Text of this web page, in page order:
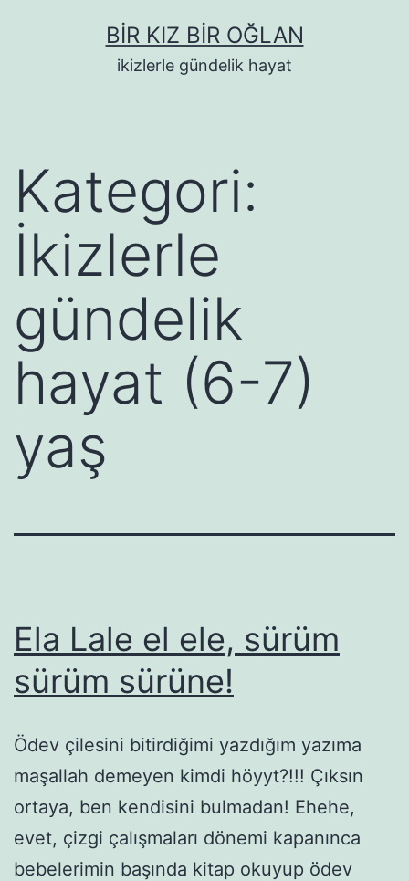
BIR KIZ BIR OĞLAN
ikizlerle gündelik hayat
Kategori:
İkizlerle
gündelik
hayat (6-7)
yaş
Ela Lale el ele, sürüm
sürüm sürüne!
Ödev çilesini bitirdiğimi yazdığım yazıma
maşallah demeyen kimdi höyyt?!!! Çıksın
ortaya, ben kendisini bulmadan! Ehehe,
evet, çizgi çalışmaları dönemi kapanınca
bebelerimin başında kitap okuyup ödev